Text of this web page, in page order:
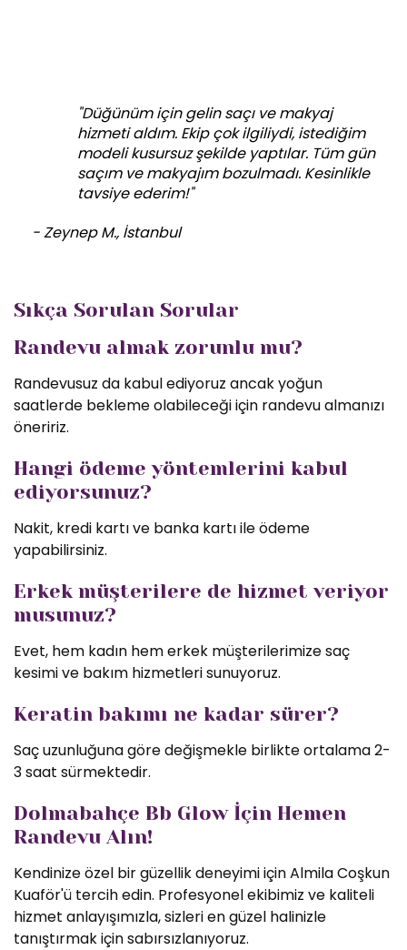
"Düğünüm için gelin saçı ve makyaj
hizmeti aldım. Ekip çok ilgiliydi, istediğim
modeli kusursuz şekilde yaptılar. Tüm gün
saçım ve makyajım bozulmadı. Kesinlikle
tavsiye ederim!"
- Zeynep M., İstanbul
Sıkça Sorulan Sorular
Randevu almak zorunlu mu?
Randevusuz da kabul ediyoruz ancak yoğun
saatlerde bekleme olabileceği için randevu almanızı
öneririz.
Hangi ödeme yöntemlerini kabul
ediyorsunuz?
Nakit, kredi kartı ve banka kartı ile ödeme
yapabilirsiniz.
Erkek müşterilere de hizmet veriyor
musunuz?
Evet, hem kadın hem erkek müşterilerimize saç
kesimi ve bakım hizmetleri sunuyoruz.
Keratin bakımı ne kadar sürer?
Saç uzunluğuna göre değişmekle birlikte ortalama 2-
3 saat sürmektedir.
Dolmabahçe Bb Glow İçin Hemen
Randevu Alın!
Kendinize özel bir güzellik deneyimi için Almila Coşkun
Kuaför'ü tercih edin. Profesyonel ekibimiz ve kaliteli
hizmet anlayışımızla, sizleri en güzel halinizle
tanıştırmak için sabırsızlanıyoruz.